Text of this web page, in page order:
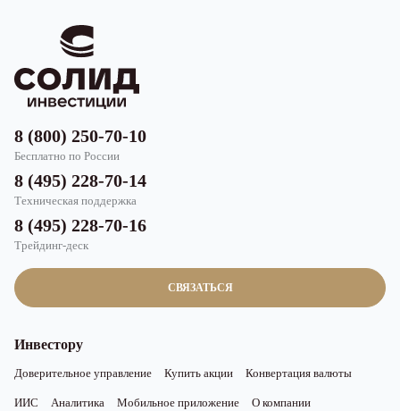
СВЯЗАТЬСЯ
8 (800) 250-70-10
Бесплатно по России
8 (495) 228-70-14
Техническая поддержка
8 (495) 228-70-16
Трейдинг-деск
Инвестору
Доверительное управление Купить акции Конвертация валюты
ИИС Аналитика Мобильное приложение О компании